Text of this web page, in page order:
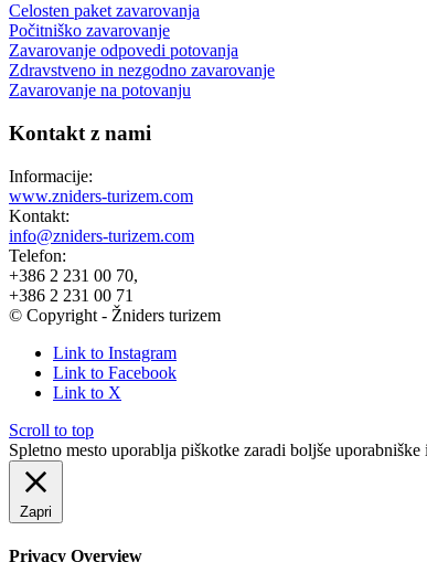
Celosten paket zavarovanja
Počitniško zavarovanje
Zavarovanje odpovedi potovanja
Zdravstveno in nezgodno zavarovanje
Zavarovanje na potovanju
Kontakt z nami
Informacije:
www.zniders-turizem.com
Kontakt:
info@zniders-turizem.com
Telefon:
+386 2 231 00 70,
+386 2 231 00 71
© Copyright - Žniders turizem
Link to Instagram
Link to Facebook
Link to X
Scroll to top
Spletno mesto uporablja piškotke zaradi boljše
Zapri
Privacy Overview